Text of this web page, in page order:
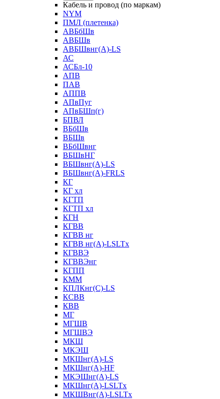
Кабель и провод (по маркам)
NYM
ПМЛ (плетенка)
АВБбШв
АВБШв
АВБШвнг(А)-LS
АС
АСБл-10
АПВ
ПАВ
АППВ
АПвПуг
АПвБШп(г)
БПВЛ
ВБбШв
ВБШв
ВБбШвнг
ВБШвНГ
ВБШвнг(А)-LS
ВБШвнг(А)-FRLS
КГ
КГ хл
КГТП
КГТП хл
КГН
КГВВ
КГВВ нг
КГВВ нг(А)-LSLTx
КГВВЭ
КГВВЭнг
КГПП
КММ
КПЛКнг(C)-LS
КСВВ
КВВ
МГ
МГШВ
МГШВЭ
МКШ
МКЭШ
МКШнг(А)-LS
МКШнг(А)-HF
МКЭШнг(А)-LS
МКШнг(А)-LSLTx
МКШВнг(A)-LSLTx